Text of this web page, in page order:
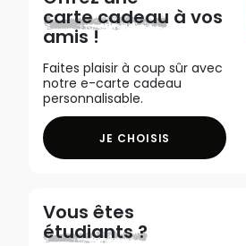
carte cadeau à vos
amis !
Faites plaisir à coup sûr avec
notre e-carte cadeau
personnalisable.
JE CHOISIS
Vous êtes
étudiants ?